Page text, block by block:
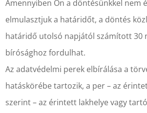
Amennyiben Ön a döntésünkkel nem
elmulasztjuk a határidőt, a döntés
határidő utolsó napjától számított 30
bírósághoz fordulhat.
Az adatvédelmi perek elbírálása a
hatáskörébe tartozik, a per – az
szerint – az érintett lakhelye vagy